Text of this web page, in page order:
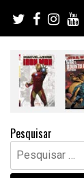
content
Pesquisar
Pesquisar
por: